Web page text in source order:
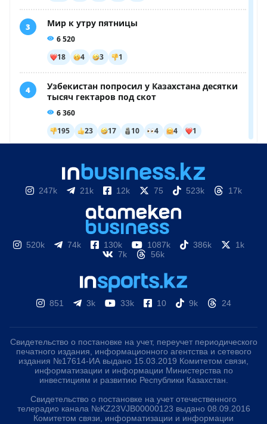
247k 21k 12k 75 523k 17k
520k 74k 130k 1087k 386k
1k
7k
56k
851 3k 33k 10 9k 24
Свидетельство о постановке на учет, переучет периодического
печатного издания, информационного агентства и сетевого
издания №17614-ИА выдано 15.03.2019 Комитетом связи,
информатизации и информации Министерства по
инвестициям и развитию Республики Казахстан.
Свидетельство о постановке на учет отечественного
телерадио канала №KZ23VJB00000123 выдано 08.09.2016
Комитетом связи, информатизации и информации